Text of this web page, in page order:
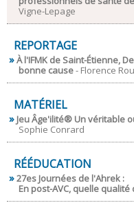
Vigne-Lepage
REPORTAGE
À l'IFMK de Saint-Étienne,
bonne cause- Florence
MATÉRIEL
Jeu Âge'ilité® Un véritable
Sophie Conrard
RÉÉDUCATION
27es Journées de l'Ahrek :
En post-AVC, quelle qualité